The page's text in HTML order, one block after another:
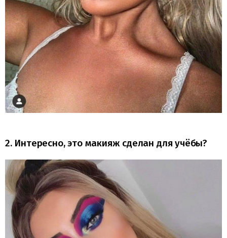
2. Интересно, это макияж сделан для учёбы?